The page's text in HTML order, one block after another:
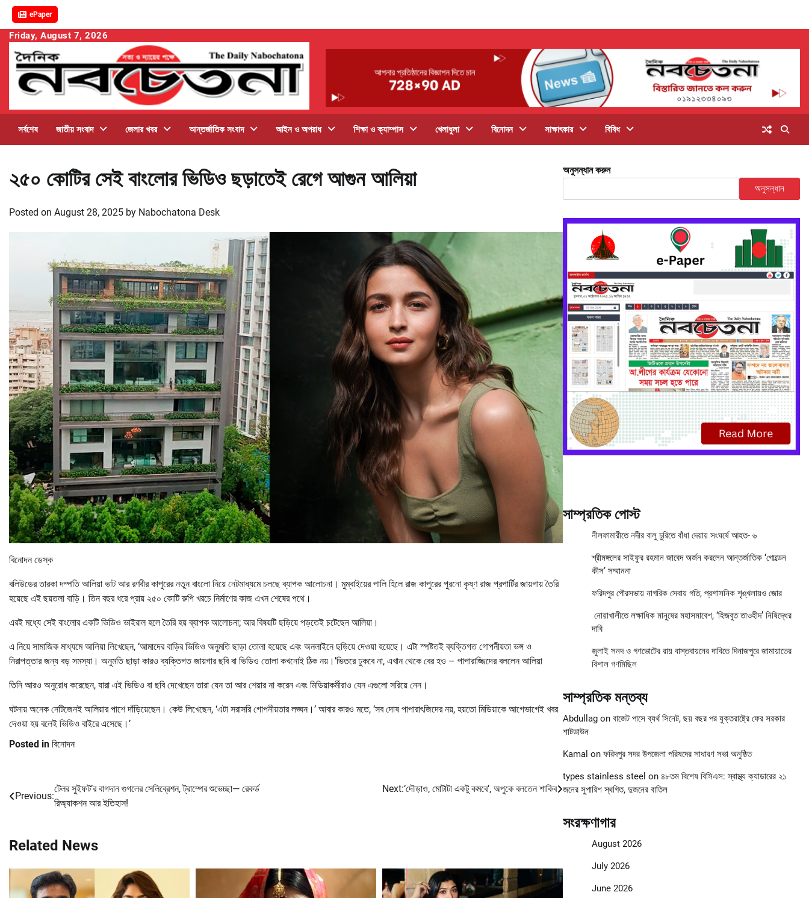
ePaper
Skip
content
Friday, August 7, 2026
সর্বশেষ জাতীয় সংবাদ জেলার খবর আন্তর্জাতিক সংবাদ আইন ও অপরাধ শিক্ষা ও ক্যাম্পাস খেলাধুলা বিনোদন সাক্ষাৎকার বিবিধ
২৫০ কোটির সেই বাংলোর ভিডিও ছড়াতেই রেগে আগুন আলিয়া
Posted on August 28, 2025 by Nabochatona Desk
বিনোদন ডেস্ক
বলিউডের তারকা দম্পতি আলিয়া ভাট আর রণবীর কাপুরের নতুন বাংলো নিয়ে নেটমাধ্যমে চলছে ব্যাপক আলোচনা। মুম্বাইয়ের পালি হিলে রাজ কাপুরের পুরনো কৃষ্ণ রাজ প্রপার্টির জায়গায় তৈরি
হয়েছে এই ছয়তলা বাড়ি। তিন বছর ধরে প্রায় ২৫০ কোটি রুপি খরচে নির্মাণের কাজ এখন শেষের পথে।
এরই মধ্যে সেই বাংলোর একটি ভিডিও ভাইরাল হলে তৈরি হয় ব্যাপক আলোচনা; আর বিষয়টি ছড়িয়ে পড়তেই চটেছেন আলিয়া।
এ নিয়ে সামাজিক মাধ্যমে আলিয়া লিখেছেন, ‘আমাদের বাড়ির ভিডিও অনুমতি ছাড়া তোলা হয়েছে এবং অনলাইনে ছড়িয়ে দেওয়া হয়েছে। এটা স্পষ্টতই ব্যক্তিগত গোপনীয়তা ভঙ্গ ও
নিরাপত্তার জন্য বড় সমস্যা। অনুমতি ছাড়া কারও ব্যক্তিগত জায়গার ছবি বা ভিডিও তোলা কখনোই ঠিক নয়।’ভিতরে ঢুকবে না, এখান থেকে বের হও – পাপারাজ্জিদের বললেন আলিয়া
তিনি আরও অনুরোধ করেছেন, যারা এই ভিডিও বা ছবি দেখেছেন তারা যেন তা আর শেয়ার না করেন এবং মিডিয়াকর্মীরাও যেন এগুলো সরিয়ে নেন।
ঘটনায় অনেক নেটিজেনই আলিয়ার পাশে দাঁড়িয়েছেন। কেউ লিখেছেন, ‘এটা সরাসরি গোপনীয়তার লঙ্ঘন।’ আবার কারও মতে, ‘সব দোষ পাপারাৎজিদের নয়, হয়তো মিডিয়াকে আগেভাগেই খবর
দেওয়া হয় বলেই ভিডিও বাইরে এসেছে।’
Posted in বিনোদন
Post
navigation
Previous:
টেলর সুইফট’র বাগদান গুগলের সেলিব্রেশন, ট্রাম্পের শুভেচ্ছা— রেকর্ড
রিঅ্যাকশন আর ইতিহাস!
Next:‘দৌড়াও, মোটাটা একটু কমবে’, অপুকে বলতেন শাকিব
Related News
অনুসন্ধান করুন
অনুসন্ধান
সাম্প্রতিক পোস্ট
নীলফামারীতে নদীর বালু চুরিতে বাঁধা দেয়ায় সংঘর্ষে আহত- ৬
শ্রীমঙ্গলের সাইফুর রহমান জাবেদ অর্জন করলেন আন্তর্জাতিক ‘গোল্ডেন
কীস’ সম্মাননা
ফরিদপুর পৌরসভায় নাগরিক সেবায় গতি, প্রশাসনিক শৃঙ্খলায়ও জোর
নোয়াখালীতে লক্ষাধিক মানুষের মহাসমাবেশ, ‘হিজবুত তাওহীদ’ নিষিদ্ধের
দাবি
জুলাই সনদ ও গণভোটের রায় বাস্তবায়নের দাবিতে দিনাজপুরে জামায়াতের
বিশাল গণমিছিল
সাম্প্রতিক মন্তব্য
Abdullagon বাজেট পাসে ব্যর্থ সিনেট, ছয় বছর পর যুক্তরাষ্ট্রে ফের সরকার
শাটডাউন
Kamal on ফরিদপুর সদর উপজেলা পরিষদের সাধারণ সভা অনুষ্ঠিত
types stainless steel on ৪৮তম বিশেষ বিসিএস: স্বাস্থ্য ক্যাডারের ২১
জনের সুপারিশ স্থগিত, দুজনের বাতিল
সংরক্ষণাগার
August 2026
July 2026
June 2026